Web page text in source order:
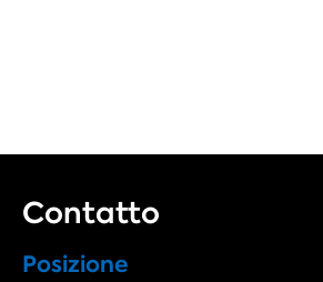
Contatto
Posizione